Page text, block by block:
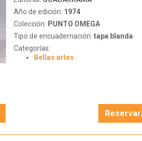
Año de edición: 1974
Colección: PUNTO OMEGA
Tipo de encuadernación: tapa blanda
Categorías:
Bellas artes